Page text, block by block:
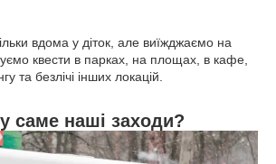
вдома у діток, але виїжджаємо на
квести в парках, на площах, в кафе,
та безлічі інших локацій.
саме наші заходи?